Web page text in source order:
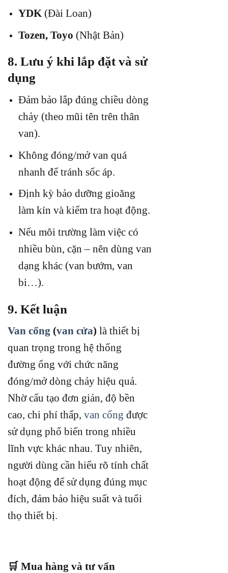
YDK (Đài Loan)
Tozen, Toyo (Nhật Bản)
8. Lưu ý khi lắp đặt và sử
dụng
Đảm bảo lắp đúng chiều dòng
chảy (theo mũi tên trên thân
van).
Không đóng/mở van quá
nhanh để tránh sốc áp.
Định kỳ bảo dưỡng gioăng
làm kín và kiểm tra hoạt động.
Nếu môi trường làm việc có
nhiều bùn, cặn – nên dùng van
dạng khác (van bướm, van
bi…).
9. Kết luận
Van cổng (van cửa) là thiết bị
quan trọng trong hệ thống
đường ống với chức năng
đóng/mở dòng chảy hiệu quả.
Nhờ cấu tạo đơn giản, độ bền
cao, chi phí thấp, van cổng được
sử dụng phổ biến trong nhiều
lĩnh vực khác nhau. Tuy nhiên,
người dùng cần hiểu rõ tính chất
hoạt động để sử dụng đúng mục
đích, đảm bảo hiệu suất và tuổi
thọ thiết bị.
🛒 Mua hàng và tư vấn